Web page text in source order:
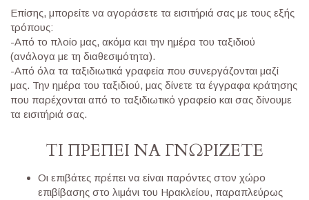
Επίσης, μπορείτε να αγοράσετε τα εισιτήριά σας με τους εξής
τρόπους:
-Από το πλοίο μας, ακόμα και την ημέρα του ταξιδιού
(ανάλογα με τη διαθεσιμότητα).
-Από όλα τα ταξιδιωτικά γραφεία που συνεργάζονται μαζί
μας. Την ημέρα του ταξιδιού, μας δίνετε τα έγγραφα κράτησης
που παρέχονται από το ταξιδιωτικό γραφείο και σας δίνουμε
τα εισιτήριά σας.
ΤΙ ΠΡΕΠΕΙ ΝΑ ΓΝΩΡΙΖΕΤΕ
Οι επιβάτες πρέπει να είναι παρόντες στον χώρο
επιβίβασης στο λιμάνι του Ηρακλείου, παραπλεύρως